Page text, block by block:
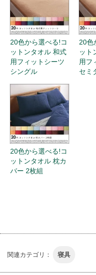
20色から選べる!コ
ットンタオル 和式
用フィットシーツ
シングル
20色
ット
用フ
セミ
20色から選べる!コ
ットンタオル 枕カ
バー 2枚組
関連カテゴリ： 寝具